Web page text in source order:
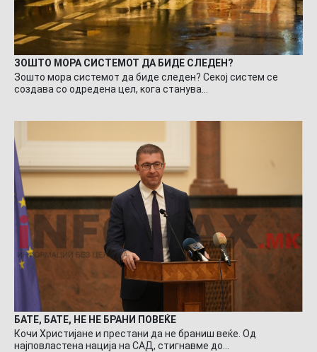
ЗОШТО МОРА СИСТЕМОТ ДА БИДЕ СЛЕДЕН?
Зошто мора системот да биде следен? Секој систем се
создава со одредена цел, кога станува…
БАТЕ, БАТЕ, НЕ НЕ БРАНИ ПОВЕЌЕ
Кочи Христијане и престани да не браниш веќе. Од
најповластена нација на САД, стигнавме до…